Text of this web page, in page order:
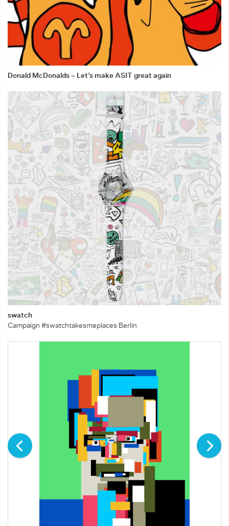
Donald McDonalds – Let’s make ASIT great again
swatch
Campaign #swatchtakesmeplaces Berlin